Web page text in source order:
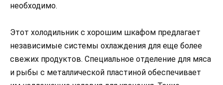
необходимо.
Этот холодильник с хорошим шкафом предлагает
независимые системы охлаждения для еще более
свежих продуктов. Специальное отделение для мяса
и рыбы с металлической пластиной обеспечивает